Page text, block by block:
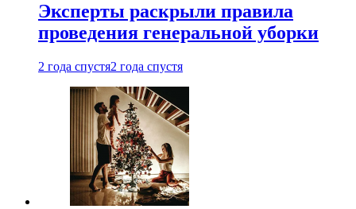
Эксперты раскрыли правила
проведения генеральной уборки
2 года спустя2 года спустя